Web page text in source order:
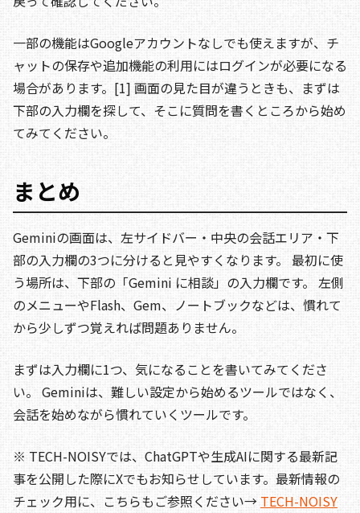
一部の機能はGoogleアカウントなしでも使えますが、チ
ャットの保存や追加機能の利用にはログインが必要になる
場合があります。[1] 画面の見た目が違うときも、まずは
下部の入力欄を探して、そこに質問を書くところから始め
てみてください。
まとめ
Geminiの画面は、左サイドバー・中央の会話エリア・下
部の入力欄の3つに分けると見やすくなります。 最初に使
う場所は、下部の「Gemini に相談」の入力欄です。 左側
のメニューやFlash、Gem、ノートブックなどは、慣れて
から少しずつ覚えれば問題ありません。
まずは入力欄に1つ、気になることを書いてみてくださ
い。 Geminiは、難しい設定から始めるツールではなく、
会話を始めながら慣れていくツールです。
※ TECH-NOISYでは、ChatGPTや生成AIに関する最新記
事を公開した際にXでもお知らせしています。最新情報の
チェック用に、こちらもご参照ください→ TECH-NOISY